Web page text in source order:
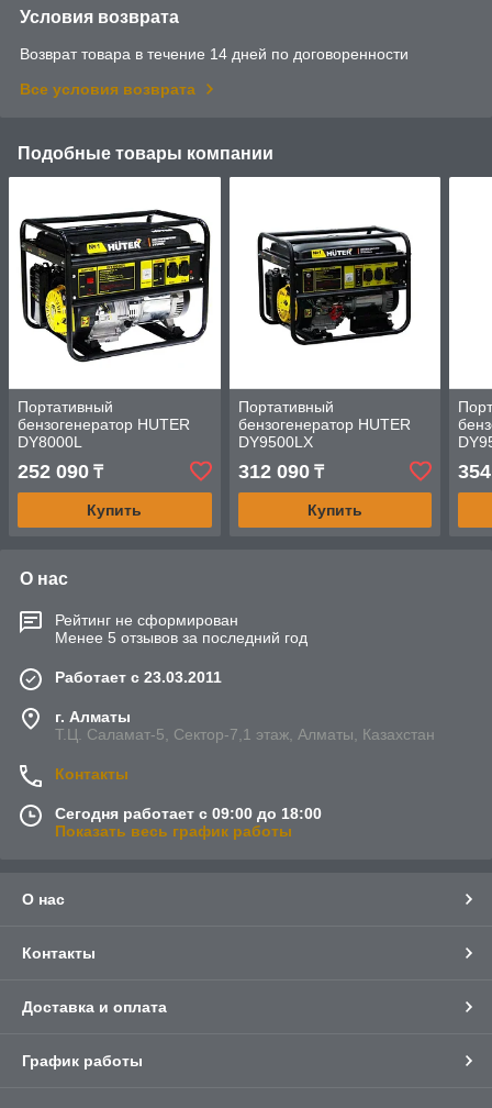
Условия возврата
Возврат товара в течение 14 дней по договоренности
Все условия возврата
Подобные товары компании
Портативный
бензогенератор HUTER
DY8000L
252 090 ₸
Купить
Портативный
бензогенератор HUTER
DY9500LX
312 090₸
Купить
О нас
Рейтинг не сформирован
Менее 5 отзывов за последний год
Работает с 23.03.2011
г. Алматы
Т.Ц. Саламат-5, Cектор-7,1 этаж, Алматы, Казахстан
Контакты
Сегодня работает с 09:00 до 18:00
Показать весь график работы
О нас
Контакты
Доставка и оплата
График работы